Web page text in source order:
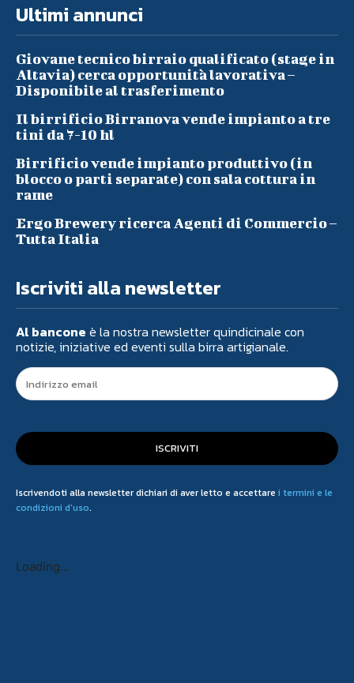
Ultimi annunci
Giovane tecnico birraio qualificato (stage in
Altavia) cerca opportunità lavorativa –
Disponibile al trasferimento
Il birrificio Birranova vende impianto a tre
tini da 7-10 hl
Birrificio vende impianto produttivo (in
blocco o parti separate) con sala cottura in
rame
Ergo Brewery ricerca Agenti di Commercio –
Tutta Italia
Iscriviti alla newsletter
Al bancone è la nostra newsletter quindicinale con
notizie, iniziative ed eventi sulla birra artigianale.
ISCRIVITI
Iscrivendoti alla newsletter dichiari di aver letto e accettare i termini e le
condizioni d'uso.
Loading...